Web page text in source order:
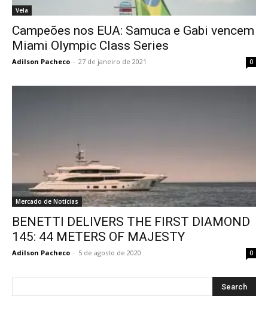
Vela
Campeões nos EUA: Samuca e Gabi vencem
Miami Olympic Class Series
Adilson Pacheco - 27 de janeiro de 2021 0
Mercado de Notícias
BENETTI DELIVERS THE FIRST DIAMOND
145: 44 METERS OF MAJESTY
Adilson Pacheco - 5 de agosto de 2020 0